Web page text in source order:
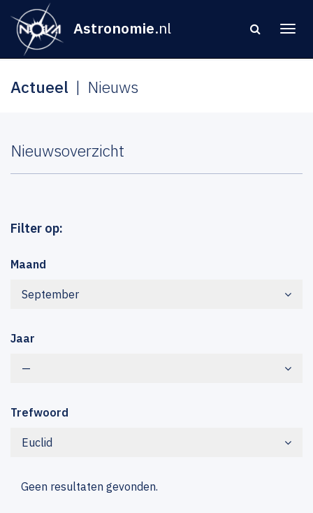
Astronomie.nl
Actueel Nieuws
Nieuwsoverzicht
Filter op:
Maand
September
Jaar
—
Trefwoord
Euclid
Geen resultaten gevonden.